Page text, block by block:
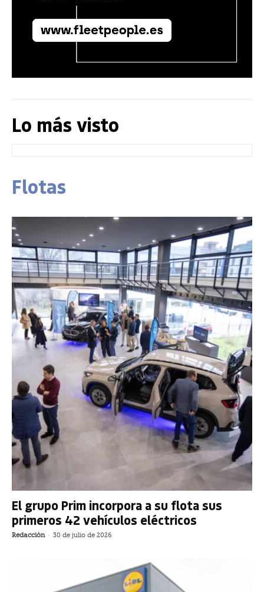
Lo más visto
Flotas
El grupo Prim incorpora a su flota sus
primeros 42 vehículos eléctricos
Redacción - 30 de julio de 2026